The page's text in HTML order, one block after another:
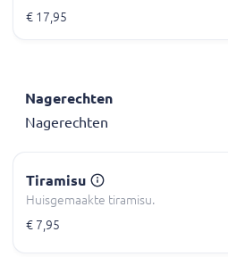
€ 17,95
Nagerechten
Nagerechten
Tiramisu
Huisgemaakte tiramisu.
€ 7,95